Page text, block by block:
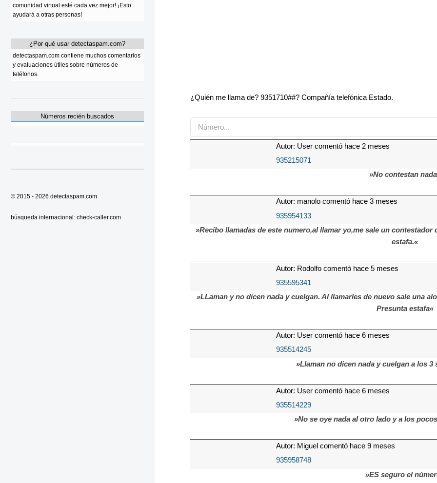
¿Quién me llama de? 9351710##? Compañía telefónica Estado.
Autor: User comentó hace 2 meses
935215071
»No contestan
Autor: manolo comentó hace 3 meses
935954133
»Recibo llamadas de este numero,al llamar yo,me sale un
estafa.«
Autor: Rodolfo comentó hace 5 meses
935595341
»LLaman y no dicen nada y cuelgan. Al llamarles de nuevo sale una
Presunta estafa«
Autor: User comentó hace 6 meses
935514245
»Llaman no dicen nada y cuelgan a los
Autor: User comentó hace 6 meses
935514229
»No se oye nada al otro lado y a los
Autor: Miguel comentó hace 9 meses
935958748
»ES seguro el
comunidad virtual esté cada vez mejor! ¡Esto
ayudará a otras personas!
¿Por qué usar detectaspam.com?
detectaspam.com contiene muchos comentarios
y evaluaciones útiles sobre números de
teléfonos.
Números recién buscados
© 2015 - 2026 detectaspam.com
búsqueda internacional: check-caller.com